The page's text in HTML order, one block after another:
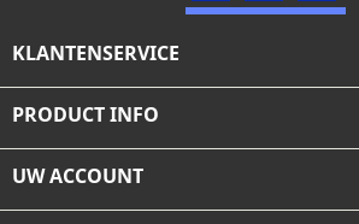
KLANTENSERVICE
PRODUCT INFO
UW ACCOUNT